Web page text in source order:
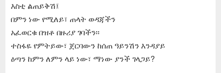
እስቲ ልጠይቅሽ፤
በምን ነው የሚለይ፣ ጠላት ወዳጃችን
አፈወርቁ በዝቶ በዙሪያ ገባችን፡፡
ተስፋዬ የምትይው፣ ጀርባውን ከሰጠ ዓይንሽን እንዳያይ
ዕጣን ከምን ለምን ላይ ነው፣ ማነው ያንች ገላጋይ?